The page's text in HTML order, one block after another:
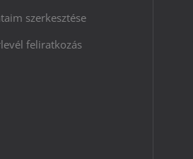
szerkesztése
feliratkozás